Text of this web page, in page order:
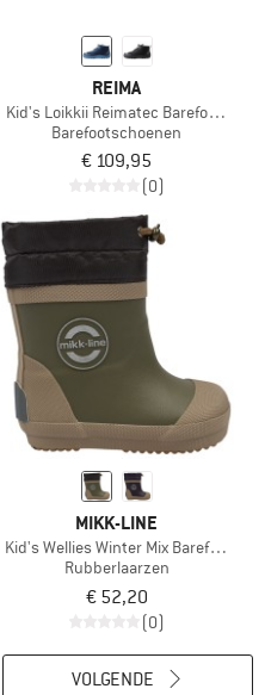
REIMA
Kid's Loikkii Reimatec Barefoot
Barefootschoenen
€ 109,95
(0)
MIKK-LINE
Kid's Wellies Winter Mix Barefoot
Rubberlaarzen
€ 52,20
(0)
VOLGENDE